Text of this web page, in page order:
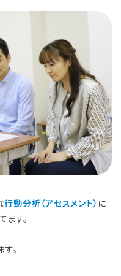
行動分析（アセスメント） に
す。
。
引き出し、
軽減に役立つ
んな効果がありますか？